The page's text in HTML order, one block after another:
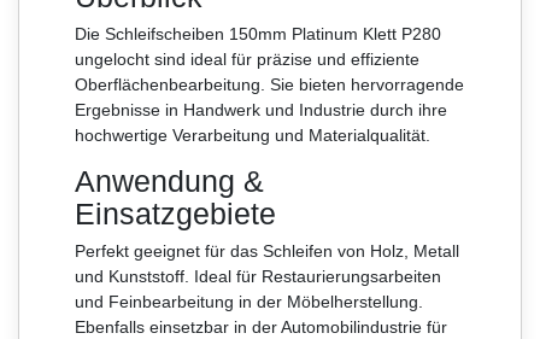
Die Schleifscheiben 150mm Platinum Klett P280
ungelocht sind ideal für präzise und effiziente
Oberflächenbearbeitung. Sie bieten hervorragende
Ergebnisse in Handwerk und Industrie durch ihre
hochwertige Verarbeitung und Materialqualität.
Anwendung &
Einsatzgebiete
Perfekt geeignet für das Schleifen von Holz, Metall
und Kunststoff. Ideal für Restaurierungsarbeiten
und Feinbearbeitung in der Möbelherstellung.
Ebenfalls einsetzbar in der Automobilindustrie für